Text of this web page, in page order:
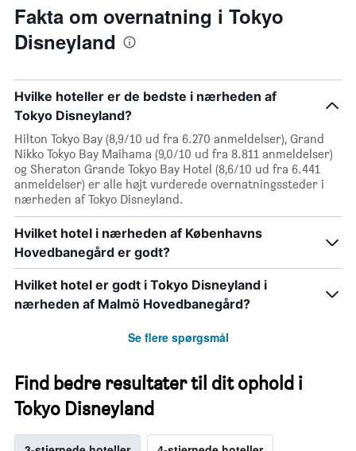
Fakta om overnatning i Tokyo
Disneyland
Hvilke hoteller er de bedste i nærheden af
Tokyo Disneyland?
Hilton Tokyo Bay (8,9/10 ud fra 6.270 anmeldelser), Grand
Nikko Tokyo Bay Maihama (9,0/10 ud fra 8.811 anmeldelser)
og Sheraton Grande Tokyo Bay Hotel (8,6/10 ud fra 6.441
anmeldelser) er alle højt vurderede overnatningssteder i
nærheden af Tokyo Disneyland.
Hvilket hotel i nærheden af Københavns
Hovedbanegård er godt?
Hvilket hotel er godt i Tokyo Disneyland i
nærheden af Malmö Hovedbanegård?
Se flere spørgsmål
Find bedre resultater til dit ophold i
Tokyo Disneyland